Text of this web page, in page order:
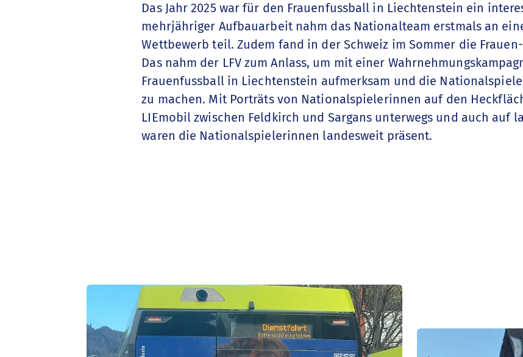
Das Jahr 2025 war für den Frauenfussball in Liechtenstein ein
mehrjähriger Aufbauarbeit nahm das Nationalteam erstmals an
Wettbewerb teil. Zudem fand in der Schweiz im Sommer die
Das nahm der LFV zum Anlass, um mit einer
Frauenfussball in Liechtenstein aufmerksam und die
zu machen. Mit Porträts von Nationalspielerinnen auf den
LIEmobil zwischen Feldkirch und Sargans unterwegs und auch auf
waren die Nationalspielerinnen landesweit präsent.